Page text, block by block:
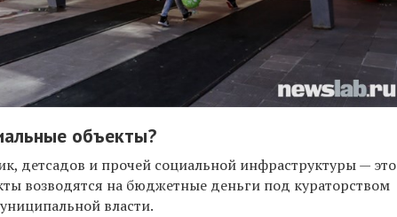
объекты?
детсадов и прочей социальной инфраструктуры — это
возводятся на бюджетные деньги под кураторством
власти.